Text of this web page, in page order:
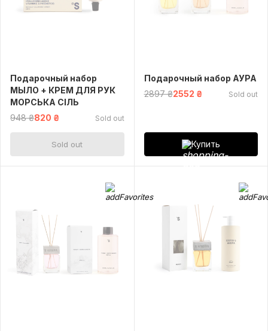
Подарочный набор
МЫЛО + КРЕМ ДЛЯ РУК
МОРСЬКА СІЛЬ
948 ₴820 ₴ Sold out
Sold out
Подарочный набор АУРА
2897 ₴2552 ₴ Sold out
Купить